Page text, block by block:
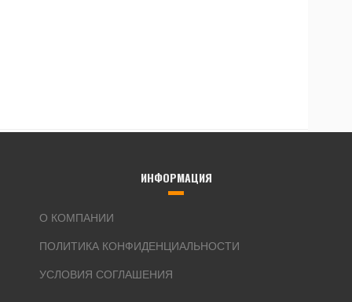
ИНФОРМАЦИЯ
О КОМПАНИИ
ПОЛИТИКА КОНФИДЕНЦИАЛЬНОСТИ
УСЛОВИЯ СОГЛАШЕНИЯ